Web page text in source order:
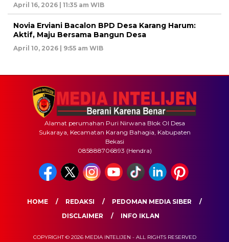
April 16, 2026 | 11:35 am WIB
Novia Erviani Bacalon BPD Desa Karang Harum:
Aktif, Maju Bersama Bangun Desa
April 10, 2026 | 9:55 am WIB
Alamat perumahan Puri Nirwana Blok OI Desa
Sukaraya, Kecamatan Karang Bahagia, Kabupaten
Bekasi
085888706893 (Hendra)
HOME REDAKSI
PEDOMAN MEDIA SIBER
DISCLAIMER
INFO IKLAN
COPYRIGHT © 2026 MEDIA INTELIJEN - ALL RIGHTS RESERVED